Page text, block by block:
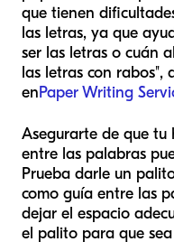
que tienen
las letras, ya que
ser las letras o cuán
las letras con rabos",
enPaper Writing
Asegurarte de que tu
entre las palabras
Prueba darle un
como guía entre las
dejar el espacio
el palito para que